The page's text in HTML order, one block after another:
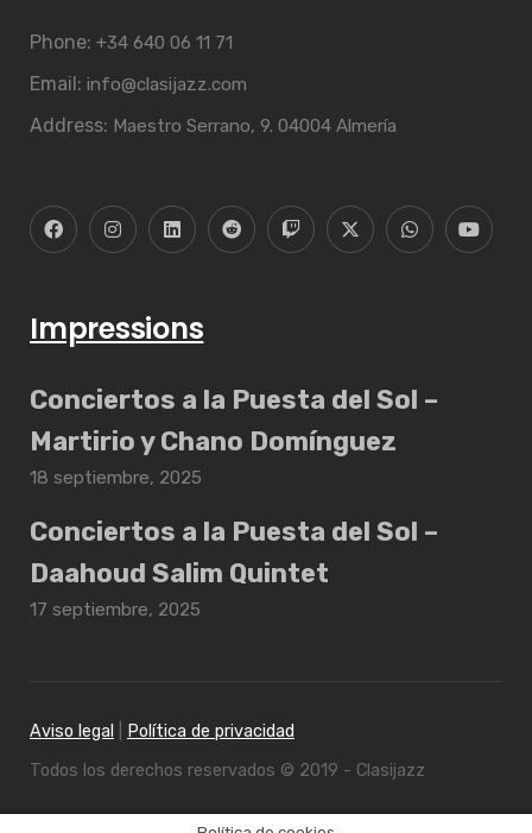
Phone: +34 640 06 11 71
Email: info@clasijazz.com
Address: Maestro Serrano, 9. 04004 Almería
Impressions
Conciertos a la Puesta del Sol –
Martirio y Chano Domínguez
18 septiembre, 2025
Conciertos a la Puesta del Sol –
Daahoud Salim Quintet
17 septiembre, 2025
Aviso legal
Política de privacidad
Todos los derechos reservados © 2019 - Clasijazz